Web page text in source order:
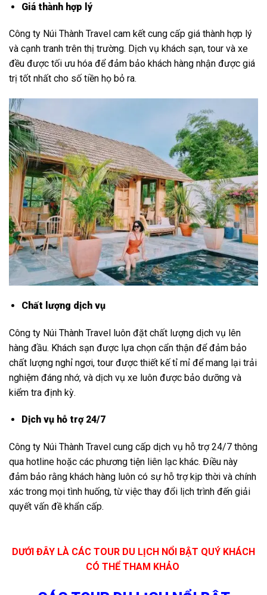
Giá thành hợp lý
Công ty Núi Thành Travel cam kết cung cấp giá thành hợp lý
và cạnh tranh trên thị trường. Dịch vụ khách sạn, tour và xe
đều được tối ưu hóa để đảm bảo khách hàng nhận được giá
trị tốt nhất cho số tiền họ bỏ ra.
Chất lượng dịch vụ
Công ty Núi Thành Travel luôn đặt chất lượng dịch vụ lên
hàng đầu. Khách sạn được lựa chọn cẩn thận để đảm bảo
chất lượng nghỉ ngơi, tour được thiết kế tỉ mỉ để mang lại trải
nghiệm đáng nhớ, và dịch vụ xe luôn được bảo dưỡng và
kiểm tra định kỳ.
Dịch vụ hỗ trợ 24/7
Công ty Núi Thành Travel cung cấp dịch vụ hỗ trợ 24/7 thông
qua hotline hoặc các phương tiện liên lạc khác. Điều này
đảm bảo rằng khách hàng luôn có sự hỗ trợ kịp thời và chính
xác trong mọi tình huống, từ việc thay đổi lịch trình đến giải
quyết vấn đề khẩn cấp.
DƯỚI ĐÂY LÀ CÁC TOUR DU LỊCH NỔI BẬT QUÝ KHÁCH
CÓ THỂ THAM KHẢO